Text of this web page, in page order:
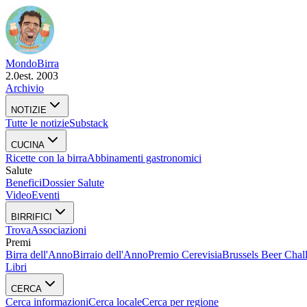
MondoBirra
2.0est. 2003
Archivio
NOTIZIE
Tutte le notizieSubstack
CUCINA
Ricette con la birraAbbinamenti gastronomici
Salute
BeneficiDossier Salute
VideoEventi
BIRRIFICI
TrovaAssociazioni
Premi
Birra dell'AnnoBirraio dell'AnnoPremio CerevisiaBrussels Beer
Libri
CERCA
Cerca informazioniCerca localeCerca per regione